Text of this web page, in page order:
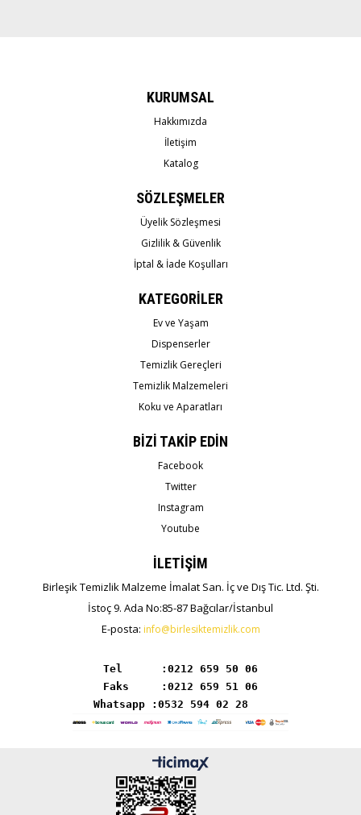
KURUMSAL
Hakkımızda
İletişim
Katalog
SÖZLEŞMELER
Üyelik Sözleşmesi
Gizlilik & Güvenlik
İptal & İade Koşulları
KATEGORİLER
Ev ve Yaşam
Dispenserler
Temizlik Gereçleri
Temizlik Malzemeleri
Koku ve Aparatları
BİZİ TAKİP EDİN
Facebook
Twitter
Instagram
Youtube
İLETİŞİM
Birleşik Temizlik Malzeme İmalat San. İç ve Dış Tic. Ltd. Şti.
İstoç 9. Ada No:85-87 Bağcılar/İstanbul
E-posta: info@birlesiktemizlik.com
Tel      :
Whatsapp :0532 594 02 28